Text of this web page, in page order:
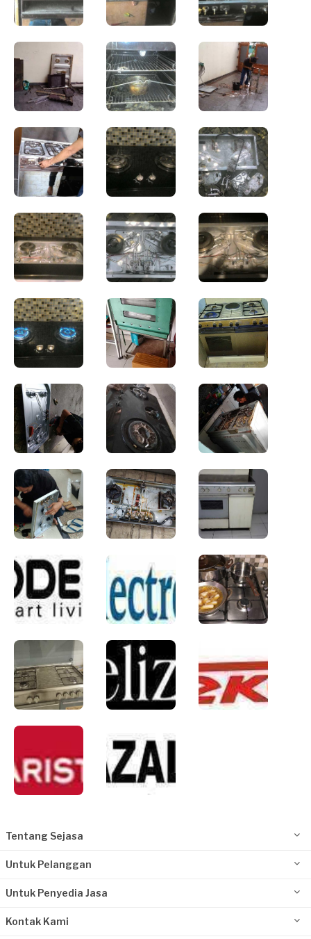
Tentang Sejasa
Untuk Pelanggan
Untuk Penyedia Jasa
Kontak Kami